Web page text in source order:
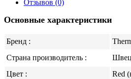
Отзывов (0)
Основные характеристики
Бренд :
Страна производитель :
Цвет :
Red